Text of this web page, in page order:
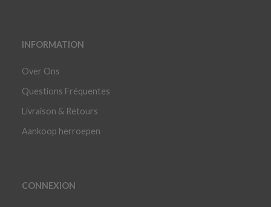
INFORMATION
Over Ons
Questions Fréquentes
Livraison & Retours
Aankoop herroepen
CONNEXION